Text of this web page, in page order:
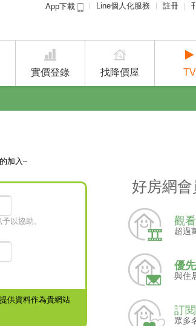
App下載 Line個人化服務 註冊
賣
實價登錄 找降價屋 TV
加入~
以協助。
供資料作為貴網站
好房網會
觀看
超過
優
與住
訂
眾多